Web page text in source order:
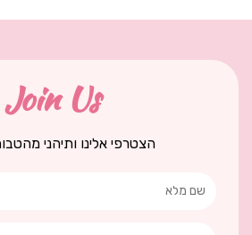
Join Us
הצטרפי אלינו ותיהני